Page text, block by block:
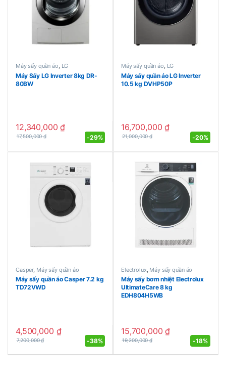
Máy sấy quần áo, LG
Máy Sấy LG Inverter 8kg DR-
80BW
12,340,000₫
17,500,000₫ -29%
Máy sấy quần áo, LG
Máy sấy quần áo LG Inverter
10.5 kg DVHP50P
16,700,000₫
21,000,000₫ -20%
Casper, Máy sấy quần áo
Máy sấy quần áo Casper 7.2 kg
TD72VWD
4,500,000 ₫
7,200,000₫ -38%
Electrolux Máy sấy quần áo
Máy sấy bơm nhiệt Electrolux
UltimateCare 8 kg
EDH804H5WB
15,700,000₫
19,200,000₫ -18%